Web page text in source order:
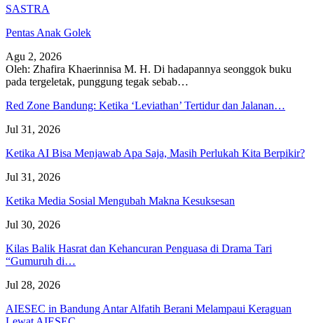
SASTRA
Pentas Anak Golek
Agu 2, 2026
Oleh: Zhafira Khaerinnisa M. H. Di hadapannya seonggok buku
pada tergeletak, punggung tegak sebab…
Red Zone Bandung: Ketika ‘Leviathan’ Tertidur dan Jalanan…
Jul 31, 2026
Ketika AI Bisa Menjawab Apa Saja, Masih Perlukah Kita Berpikir?
Jul 31, 2026
Ketika Media Sosial Mengubah Makna Kesuksesan
Jul 30, 2026
Kilas Balik Hasrat dan Kehancuran Penguasa di Drama Tari
“Gumuruh di…
Jul 28, 2026
AIESEC in Bandung Antar Alfatih Berani Melampaui Keraguan